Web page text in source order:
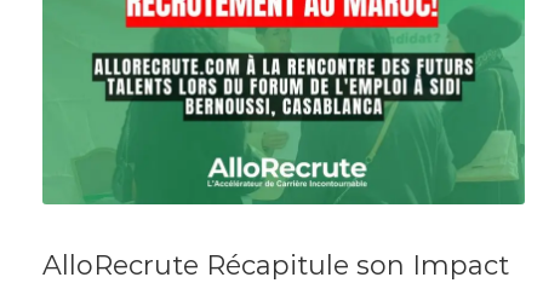
AlloRecrute Récapitule son Impact